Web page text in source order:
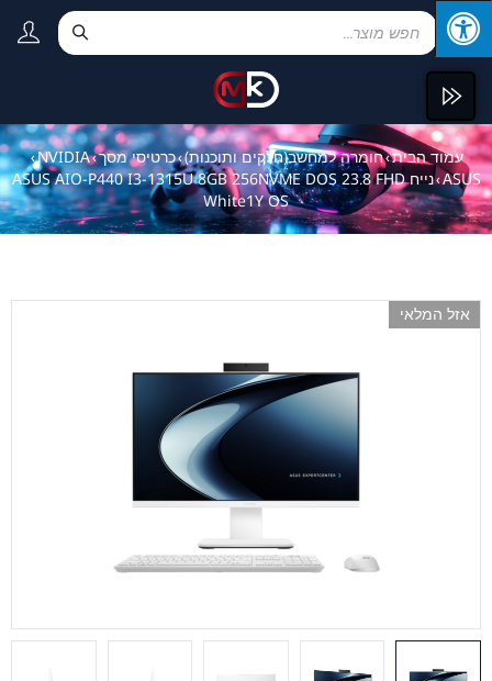
עמוד הבית›חומרה למחשב(חלקים ותוכנות)›כרטיסי מסך›
NVIDIA
›
ASUS
›
נייח ASUS AIO-P440 I3-1315U 8GB 256NVME DOS 23.8 FHD
White1Y OS
אזל המלאי